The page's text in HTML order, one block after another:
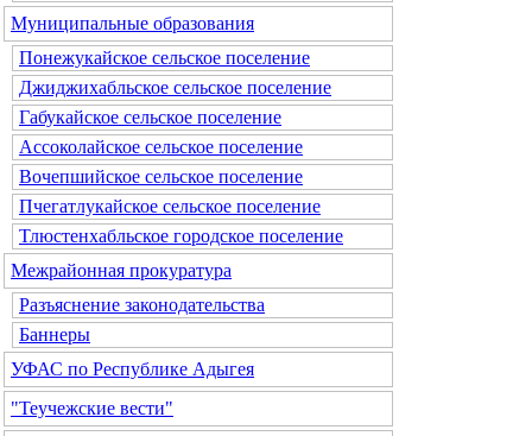
Муниципальные образования
Понежукайское сельское поселение
Джиджихабльское сельское поселение
Габукайское сельское поселение
Ассоколайское сельское поселение
Вочепшийское сельское поселение
Пчегатлукайское сельское поселение
Тлюстенхабльское городское поселение
Межрайонная прокуратура
Разъяснение законодательства
Баннеры
УФАС по Республике Адыгея
"Теучежские вести"